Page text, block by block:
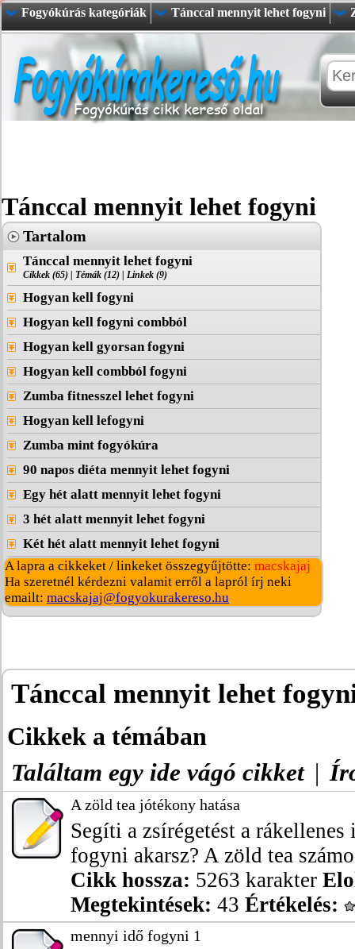
Fogyókúrás kategóriák Tánccal mennyit lehet fogyni
Tánccal mennyit lehet fogyni
Tartalom
Tánccal mennyit lehet fogyni
Cikkek (65) Témák (12) Linkek (9)
Hogyan kell fogyni
Hogyan kell fogyni combból
Hogyan kell gyorsan fogyni
Hogyan kell combból fogyni
Zumba fitnesszel lehet fogyni
Hogyan kell lefogyni
Zumba mint fogyókúra
90 napos diéta mennyit lehet fogyni
Egy hét alatt mennyit lehet fogyni
3 hét alatt mennyit lehet fogyni
Két hét alatt mennyit lehet fogyni
A lapra a cikkeket / linkeket összegyűjtötte: macskajaj
Ha szeretnél kérdezni valamit erről a lapról írj neki
emailt: macskajaj@fogyokurakereso.hu
Tánccal mennyit lehet
Cikkek a témában
Találtam egy ide vágó cikket
A zöld tea jótékony hatása
Segíti a zsírégetést a
fogyni akarsz? A zöld tea
Cikk hossza: 5263 karakter
Megtekintések: 43 Értékelés:
mennyi idő fogyni 1